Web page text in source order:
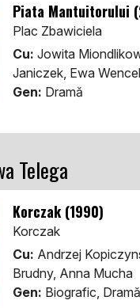
Piata Mantuitorului
Plac Zbawiciela
Cu: Jowita
Janiczek, Ewa Wencel
Gen: Dramă
Telega
Korczak (1990)
Korczak
Cu: Andrzej
Brudny, Anna Mucha
Gen: Biografic, Dramă